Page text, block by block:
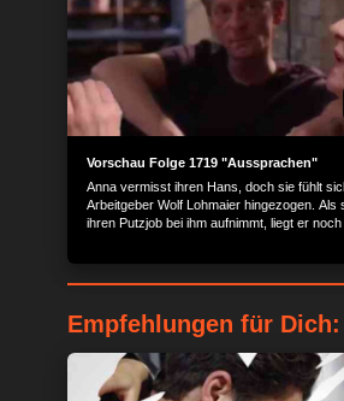
Vorschau Folge 1719 "Aussprachen"
Anna vermisst ihren Hans, doch sie fühlt
Arbeitgeber Wolf Lohmaier hingezogen. Als
ihren Putzjob bei ihm aufnimmt, liegt er noch
Empfehlungen für Dich: